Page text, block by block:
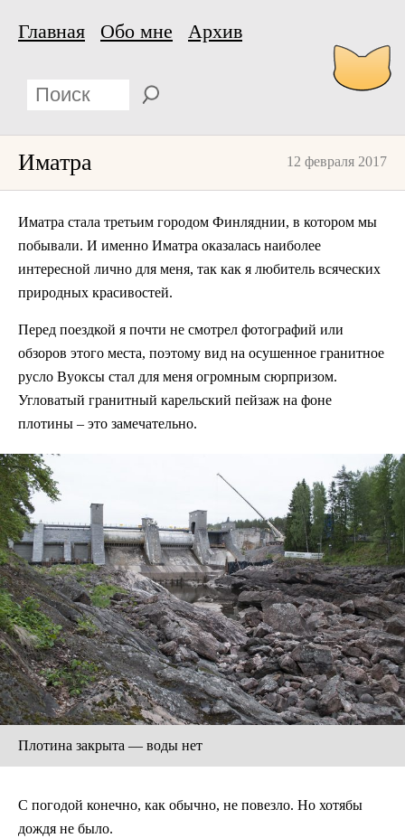
Главная Обо мне Архив
12 февраля 2017
Иматра
Иматра стала третьим городом Финляднии, в котором мы
побывали. И именно Иматра оказалась наиболее
интересной лично для меня, так как я любитель всяческих
природных красивостей.
Перед поездкой я почти не смотрел фотографий или
обзоров этого места, поэтому вид на осушенное гранитное
русло Вуоксы стал для меня огромным сюрпризом.
Угловатый гранитный карельский пейзаж на фоне
плотины – это замечательно.
Плотина закрыта — воды нет
С погодой конечно, как обычно, не повезло. Но хотябы
дождя не было.